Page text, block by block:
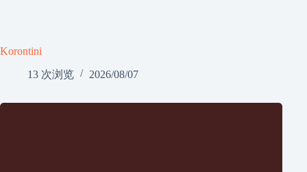
Korontini
13 次浏览
2026/08/07